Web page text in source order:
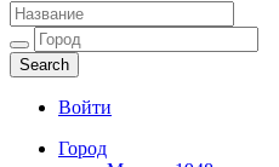
Фитнес инфо
Лучшие фитнес клубы города
Войти
Город